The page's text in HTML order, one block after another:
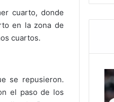
cuarto, donde
en la zona de
cuartos.
se repusieron.
el paso de los